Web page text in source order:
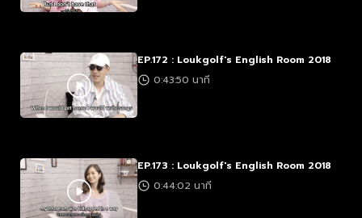
EP.172 : Loukgolf's English Room 2018
0:43:50 นาที
EP.173 : Loukgolf's English Room 2018
0:44:02 นาที